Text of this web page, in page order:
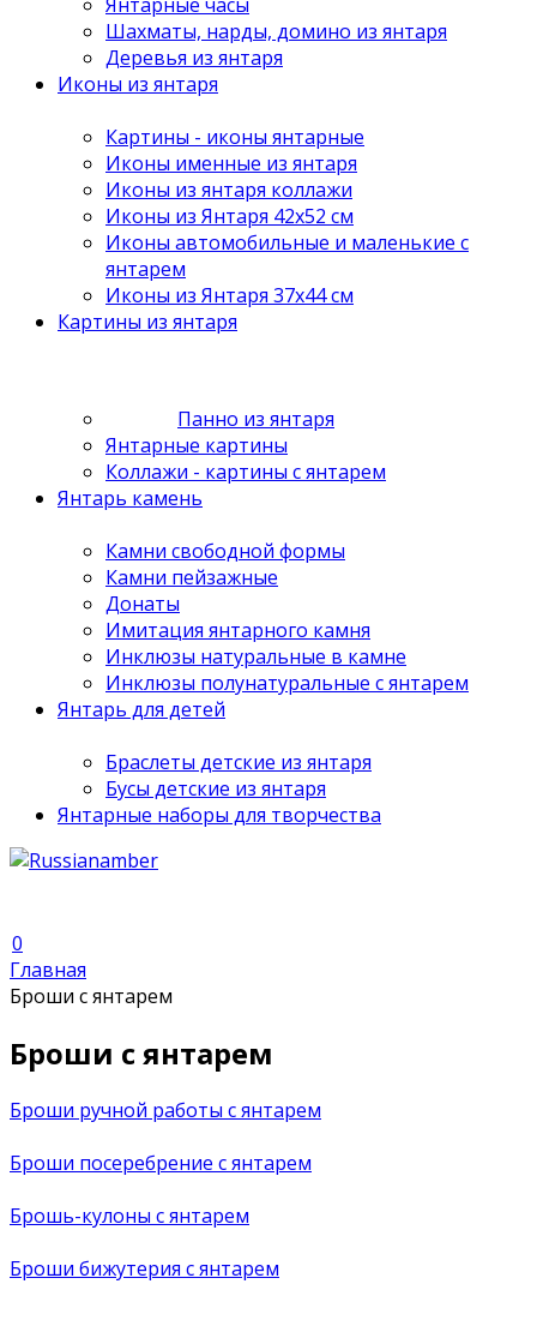
Шахматы, нарды, домино из янтаря
Деревья из янтаря
Иконы из янтаря
Картины - иконы янтарные
Иконы именные из янтаря
Иконы из янтаря коллажи
Иконы из Янтаря 42х52 см
Иконы автомобильные и маленькие с
янтарем
Иконы из Янтаря 37х44 см
Картины из янтаря
Панно из янтаря
Янтарные картины
Коллажи - картины с янтарем
Янтарь камень
Камни свободной формы
Камни пейзажные
Донаты
Имитация янтарного камня
Инклюзы натуральные в камне
Инклюзы полунатуральные с янтарем
Янтарь для детей
Браслеты детские из янтаря
Бусы детские из янтаря
Янтарные наборы для творчества
0
Главная
Броши с янтарем
Броши с янтарем
Броши ручной работы с янтарем
Броши посеребрение с янтарем
Брошь-кулоны с янтарем
Броши бижутерия с янтарем